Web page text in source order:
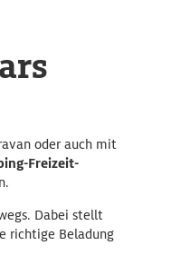
oder auch mit
Freizeit-
Dabei stellt
richtige Beladung